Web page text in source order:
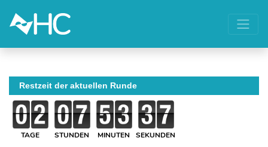
Restzeit der aktuellen Runde
TAGE STUNDEN MINUTEN SEKUNDEN